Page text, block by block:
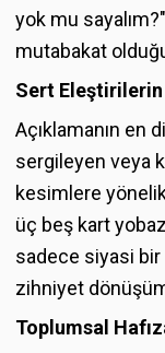
yok mu
mutabakat olduğu
Sert Eleştirilerin
Açıklamanın en
sergileyen veya
kesimlere
üç beş kart
sadece siyasi bir
zihniyet
Toplumsal